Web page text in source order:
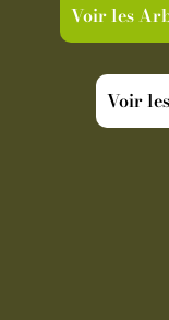
Voir les
Voir